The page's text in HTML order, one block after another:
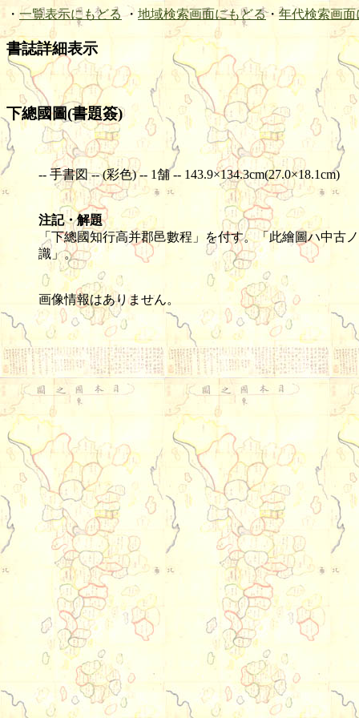
・ 一覧表示にもどる ・ 地域検索画面にもどる・ 年代検索画面
書誌詳細表示
下總國圖(書題簽)
-- 手書図 -- (彩色) -- 1舗 -- 143.9×134.3cm(27.0×18.1cm)
注記・解題
「下總國知行高并郡邑數程」を付す。「此繪圖ハ中
識」。
画像情報はありません。